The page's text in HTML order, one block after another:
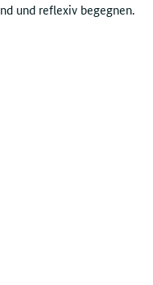
und reflexiv begegnen.